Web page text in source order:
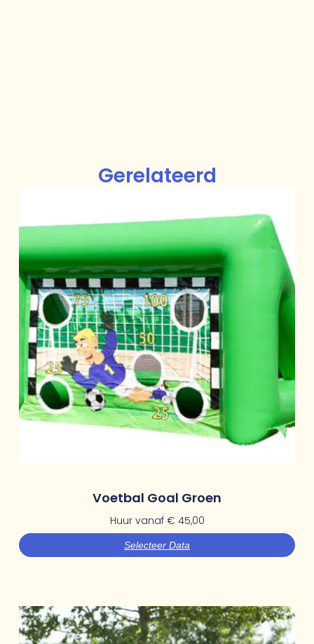
Gerelateerd
Voetbal Goal Groen
Huur vanaf € 45,00
Selecteer Data